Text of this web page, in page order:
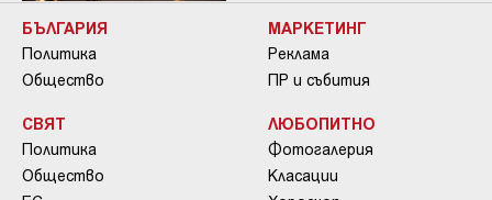
БЪЛГАРИЯ
Политика
Общество
СВЯТ
Политика
Общество
МАРКЕТИНГ
Реклама
ПР и събития
ЛЮБОПИТНО
Фотогалерия
Класации